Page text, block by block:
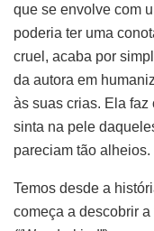
que se envolve com
poderia ter uma
cruel, acaba por
da autora em
às suas crias. Ela
sinta na pele
pareciam tão alheios.
Temos desde a
começa a descobrir